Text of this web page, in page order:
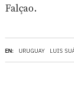
EN: URUGUAY LUIS
Falçao.